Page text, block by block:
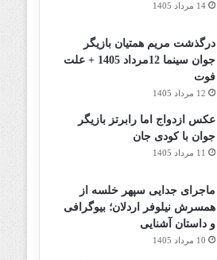
14 مرداد 1405
درگذشت مریم همتیان بازیگر
جوان سینما 12مرداد 1405 + علت
فوت
12 مرداد 1405
عکس ازدواج اما رابرتز بازیگر
جوان با کودی جان
11 مرداد 1405
ماجرای جدایی سپهر خلسه از
همسرش نیلوفر اردلان؛ بیوگرافی
و داستان آشنایی
10 مرداد 1405